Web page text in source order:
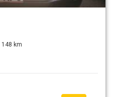
148 km